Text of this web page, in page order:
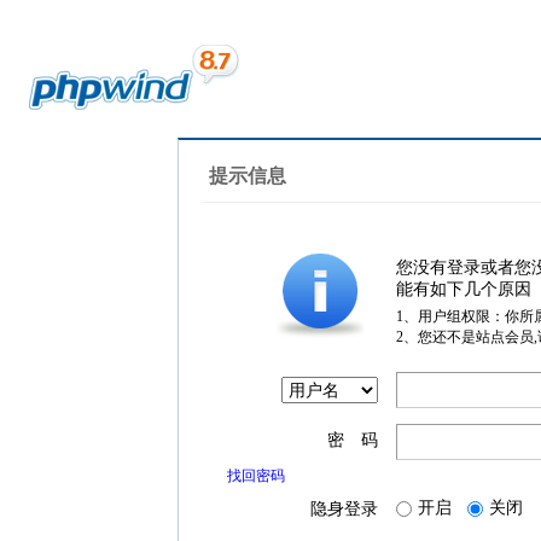
提示信息
您没有登录或者您
能有如下几个原因
1、用户组权限：你所
2、您还不是站点会员
密 码
找回密码
隐身登录 开启 关闭